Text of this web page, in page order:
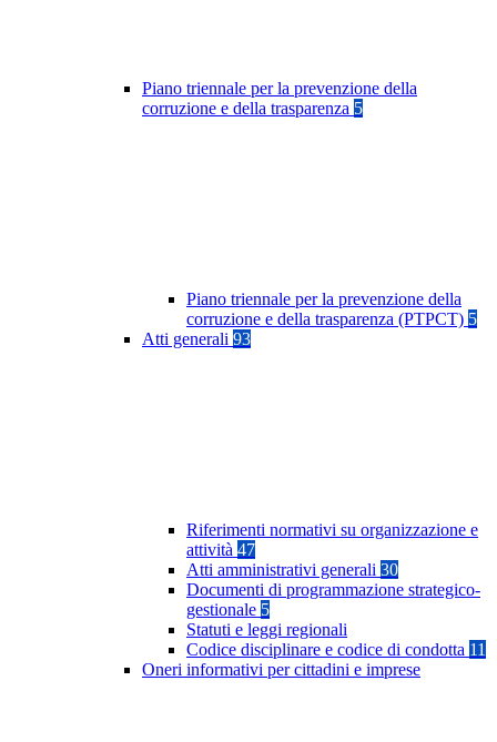
Piano triennale per la prevenzione della
corruzione e della trasparenza 5
Piano triennale per la prevenzione della
corruzione e della trasparenza (PTPCT) 5
Atti generali 93
Riferimenti normativi su organizzazione e
attività 47
Atti amministrativi generali 30
Documenti di programmazione strategico-
gestionale 5
Statuti e leggi regionali
Codice disciplinare e codice di condotta 11
Oneri informativi per cittadini e imprese